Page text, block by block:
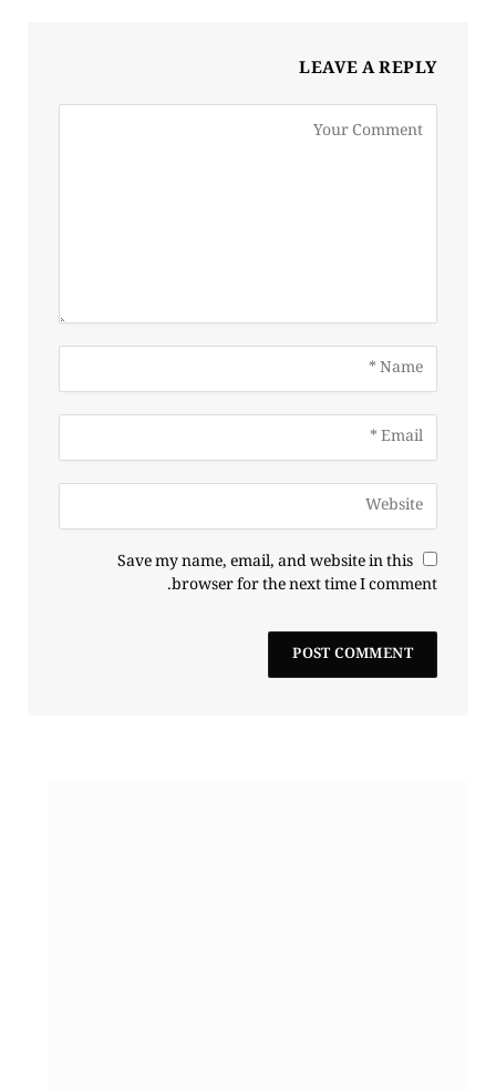
LEAVE A REPLY
Save my name, email, and website in this
browser for the next time I comment.